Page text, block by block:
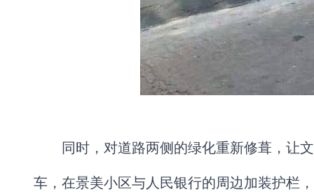
同时，对道路两侧的绿化重新修葺，让
车，在景美小区与人民银行的周边加装护栏